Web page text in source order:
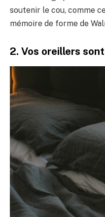
soutenir le cou, comme
mémoire de forme de
2. Vos oreillers